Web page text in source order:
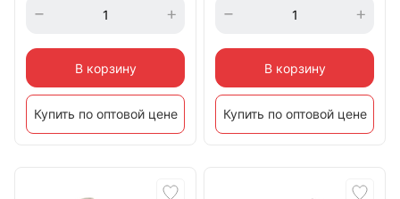
В корзину
Купить по оптовой цене
В корзину
Купить по оптовой цене